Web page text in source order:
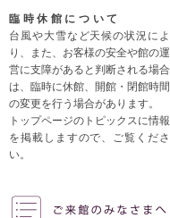
臨時休館について
台風や大雪など天候の状況によ
り、また、お客様の安全や館の運
営に支障があると判断される場合
は、臨時に休館、開館・閉館時間
の変更を行う場合があります。
トップページのトピックスに情報
を掲載しますので、ご覧くださ
い。